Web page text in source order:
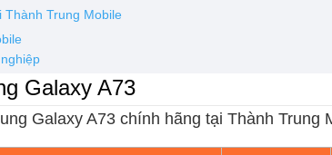
Trung Mobile
Galaxy A73
Galaxy A73 chính hãng tại Thành Trung